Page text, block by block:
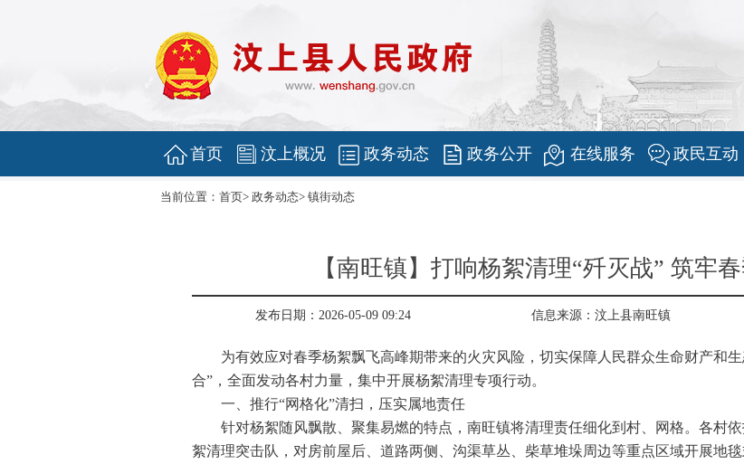
首页 汶上概况 政务动态 政务公开 在线服务 政民互动
当前位置： 首页> 政务动态> 镇街动态
【南旺镇】打响杨絮清理“歼灭战” 筑牢
发布日期：2026-05-09 09:24 信息来源： 汶上县南旺镇
为有效应对春季杨絮飘飞高峰期带来的火灾风险，切实保障人民群众生命财产和
合”，全面发动各村力量，集中开展杨絮清理专项行动。
一、推行“网格化”清扫，压实属地责任
针对杨絮随风飘散、聚集易燃的特点，南旺镇将清理责任细化到村、网格。各村依
絮清理突击队，对房前屋后、道路两侧、沟渠草丛、柴草堆垛周边等重点区域开展地